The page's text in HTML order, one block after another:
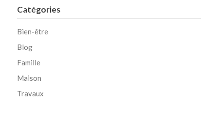
Catégories
Bien-être
Blog
Famille
Maison
Travaux